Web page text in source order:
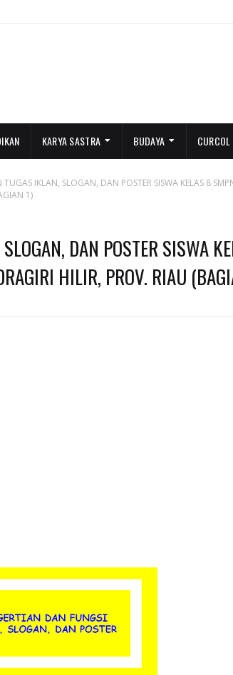
KARYA SASTRA BUDAYA CURCOL
TUGAS IKLAN, SLOGAN, DAN POSTER SISWA KELAS 8
1)
DAN POSTER SISWA
HILIR, PROV. RIAU